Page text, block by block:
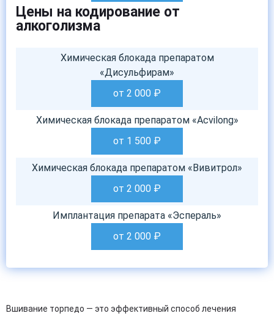
Цены на кодирование от
алкоголизма
Химическая блокада препаратом
«Дисульфирам»
от 2 000 ₽
Химическая блокада препаратом «Acvilong»
от 1 500 ₽
Химическая блокада препаратом «Вивитрол»
от 2 000 ₽
Имплантация препарата «Эспераль»
от 2 000 ₽
Вшивание торпедо — это эффективный способ лечения